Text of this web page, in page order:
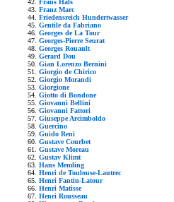
Franz Marc
Friedensreich Hundertwasser
Gentile da Fabriano
Georges de La Tour
Georges-Pierre Seurat
Georges Rouault
Gerard Dou
Gian Lorenzo Bernini
Giorgio de Chirico
Giorgio Morandi
Giorgione
Giotto di Bondone
Giovanni Bellini
Giovanni Fattori
Giuseppe Arcimboldo
Guercino
Guido Reni
Gustave Courbet
Gustave Moreau
Gustav Klimt
Hans Memling
Henri de Toulouse-Lautrec
Henri Fantin-Latour
Henri Matisse
Henri Rousseau